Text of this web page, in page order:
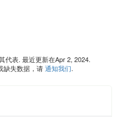
代表. 最近更新在Apr 2, 2024.
缺失数据，请通知我们.